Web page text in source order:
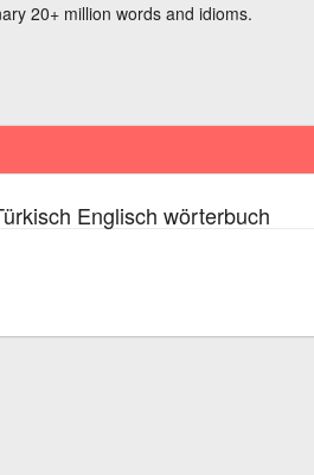
20+ million words and idioms.
Englisch wörterbuch